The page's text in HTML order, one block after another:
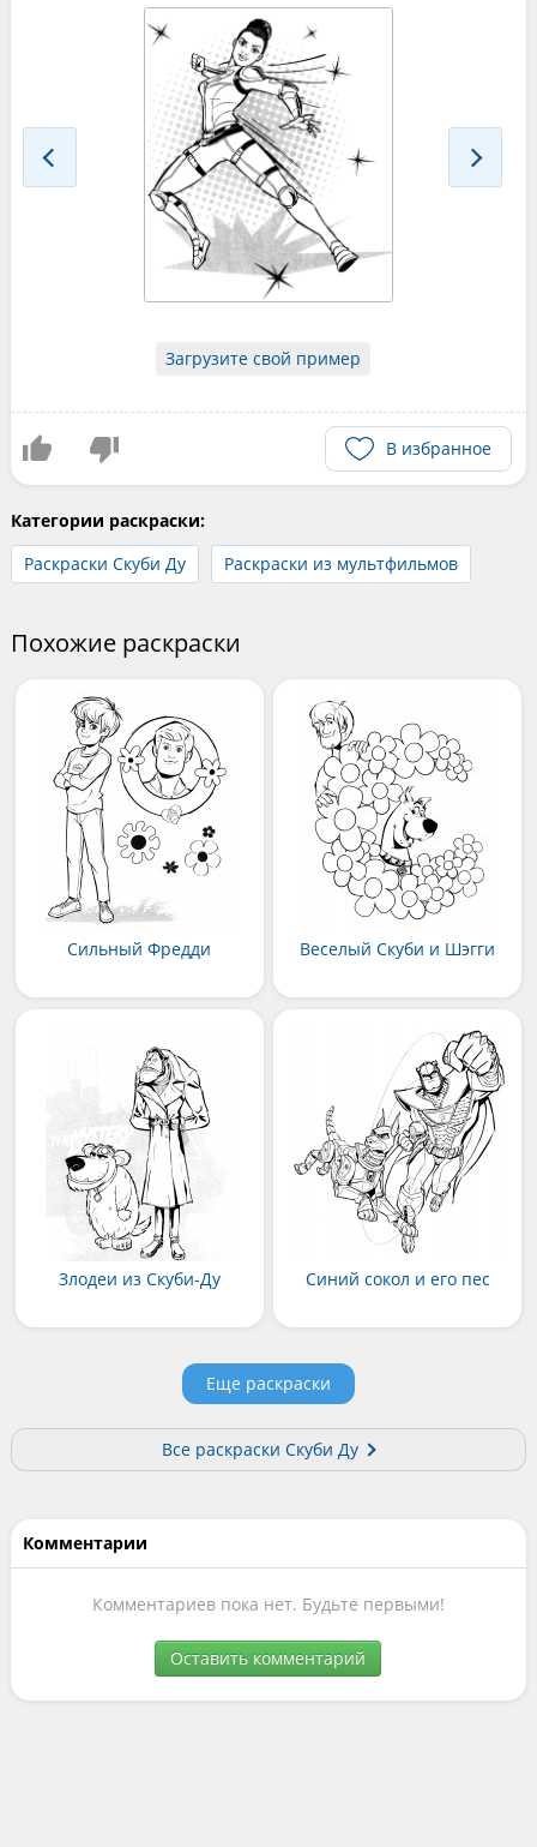
Загрузите свой пример
В избранное
Категории раскраски:
Раскраски Скуби Ду
Раскраски из мультфильмов
Похожие раскраски
Сильный Фредди Веселый Скуби и Шэгги
Злодеи из Скуби-Ду Синий сокол и его пес
Еще раскраски
Все раскраски Скуби Ду
Комментарии
Комментариев пока нет. Будьте первыми!
Оставить комментарий